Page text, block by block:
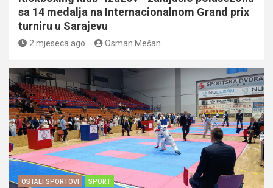
sa 14 medalja na Internacionalnom Grand prix
turniru u Sarajevu
2 mjeseca ago Osman Mešan
OSTALI SPORTOVI SPORT